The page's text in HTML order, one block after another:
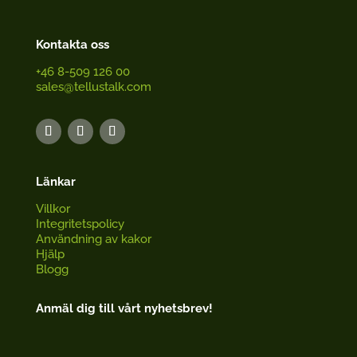
Kontakta oss
+46 8-509 126 00
sales@tellustalk.com
Länkar
Villkor
Integritetspolicy
Användning av kakor
Hjälp
Blogg
Anmäl dig till vårt nyhetsbrev!